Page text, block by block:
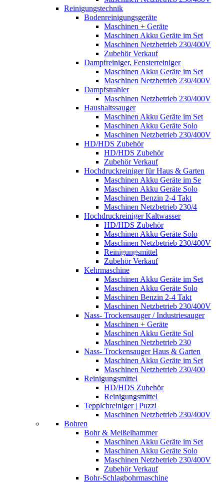
Reinigungstechnik
Bodenreinigungsgeräte
Maschinen + Geräte
Maschinen Akku Geräte im Set
Maschinen Netzbetrieb 230/400V
Zubehör Verkauf
Dampfreiniger, Fensterreiniger
Maschinen Akku Geräte im Set
Maschinen Netzbetrieb 230/400V
Dampfstrahler
Maschinen Netzbetrieb 230/400V
Haushaltssauger
Maschinen Akku Geräte im Set
Maschinen Akku Geräte Solo
Maschinen Netzbetrieb 230/400V
HD/HDS Zubehör
HD/HDS Zubehör
Zubehör Verkauf
Hochdruckreiniger für Haus & Garten
Maschinen Akku Geräte im Se
Maschinen Akku Geräte Solo
Maschinen Benzin 2-4 Takt
Maschinen Netzbetrieb 230/4
Hochdruckreiniger Kaltwasser
HD/HDS Zubehör
Maschinen Akku Geräte Solo
Maschinen Netzbetrieb 230/400V
Reinigungsmittel
Zubehör Verkauf
Kehrmaschine
Maschinen Akku Geräte im Set
Maschinen Akku Geräte Solo
Maschinen Benzin 2-4 Takt
Maschinen Netzbetrieb 230/400V
Nass- Trockensauger / Industriesauger
Maschinen + Geräte
Maschinen Akku Geräte Sol
Maschinen Netzbetrieb 230
Nass- Trockensauger Haus & Garten
Maschinen Akku Geräte im Set
Maschinen Netzbetrieb 230/400
Reinigungsmittel
HD/HDS Zubehör
Reinigungsmittel
Teppichreiniger | Puzzi
Maschinen Netzbetrieb 230/400V
Bohren
Bohr & Meißelhammer
Maschinen Akku Geräte im Set
Maschinen Akku Geräte Solo
Maschinen Netzbetrieb 230/400V
Zubehör Verkauf
Bohr-Schlagbohrmaschine